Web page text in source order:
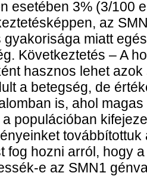
esetében 3% (3/100
az
gyakorisága miatt
Következtetés – A
hasznos lehet
a betegség, de
is, ahol
a populációban
fog hozni arról, hogy
e az SMN1